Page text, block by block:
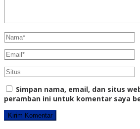
Simpan nama, email, dan situs
peramban ini untuk komentar saya